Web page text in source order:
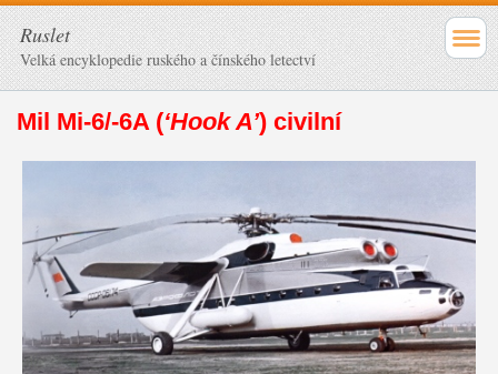
Ruslet
Velká encyklopedie ruského a čínského letectví
Mil Mi-6/-6A (‘Hook A’) civilní